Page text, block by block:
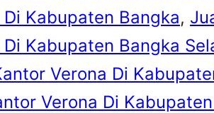
Kabupaten Bangka,
Kabupaten Bangka
Verona Di
Verona Di